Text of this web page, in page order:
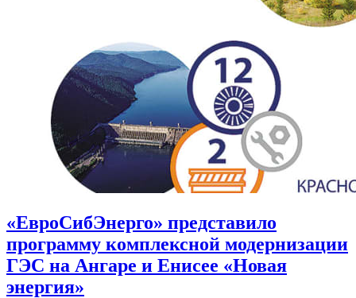
«ЕвроСибЭнерго» представило
программу комплексной модернизации
ГЭС на Ангаре и Енисее «Новая
энергия»